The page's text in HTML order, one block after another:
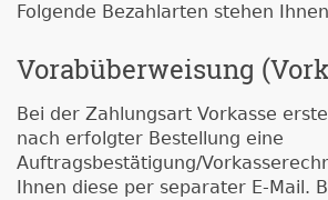
Folgende Bezahlarten stehen
Vorabüberweisung
Bei der Zahlungsart Vorkasse
nach erfolgter Bestellung eine
Auftragsbestätigung/
Ihnen diese per separater E-Mail.